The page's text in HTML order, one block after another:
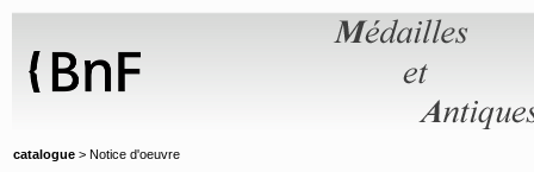
catalogue > Notice d'oeuvre